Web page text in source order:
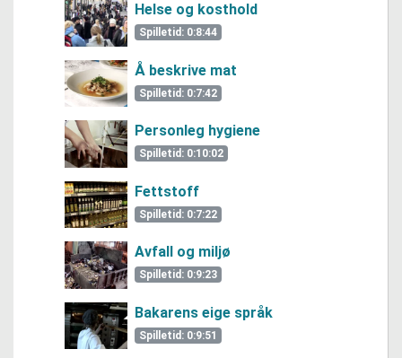
Eggeskall
Kjele
Stekepanne
Elektrisk avfall
Helse og kosthold
Spilletid: 0:8:44
Å beskrive mat
Spilletid: 0:7:42
Personleg hygiene
Spilletid: 0:10:02
Fettstoff
Spilletid: 0:7:22
Avfall og miljø
Spilletid: 0:9:23
Bakarens eige språk
Spilletid: 0:9:51